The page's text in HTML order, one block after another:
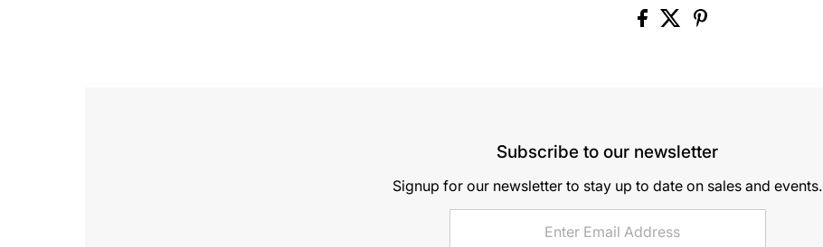
Subscribe to our newsletter
Signup for our newsletter to stay up to date on sales and events.